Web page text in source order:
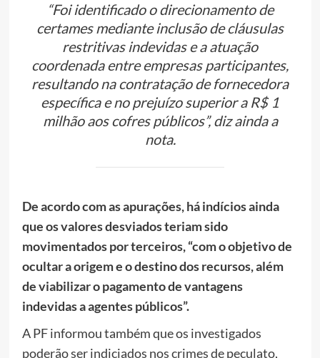
“Foi identificado o direcionamento de
certames mediante inclusão de cláusulas
restritivas indevidas e a atuação
coordenada entre empresas participantes,
resultando na contratação de fornecedora
específica e no prejuízo superior a R$ 1
milhão aos cofres públicos”, diz ainda a
nota.
De acordo com as apurações, há indícios ainda
que os valores desviados teriam sido
movimentados por terceiros, “com o objetivo de
ocultar a origem e o destino dos recursos, além
de viabilizar o pagamento de vantagens
indevidas a agentes públicos”.
A PF informou também que os investigados
poderão ser indiciados nos crimes de peculato,